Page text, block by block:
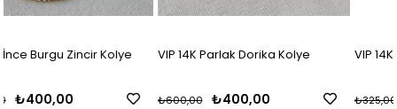
VIP 14K Parlak Dorika Kolye
₺400,00
₺600,00
VIP 14K Kılçık Örme Zincir Kolye
₺216,67
₺325,00